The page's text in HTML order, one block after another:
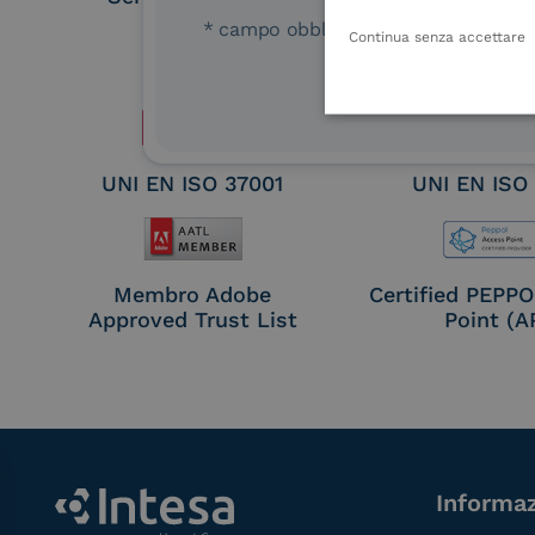
Electronic
UNI EN ISO 37001 UNI EN ISO
Membro Adobe
Approved Trust List
Certified
Point
* campo obbligatorioContinua senza accettare